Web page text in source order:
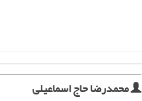
محمدرضا حاج اسماعیلی